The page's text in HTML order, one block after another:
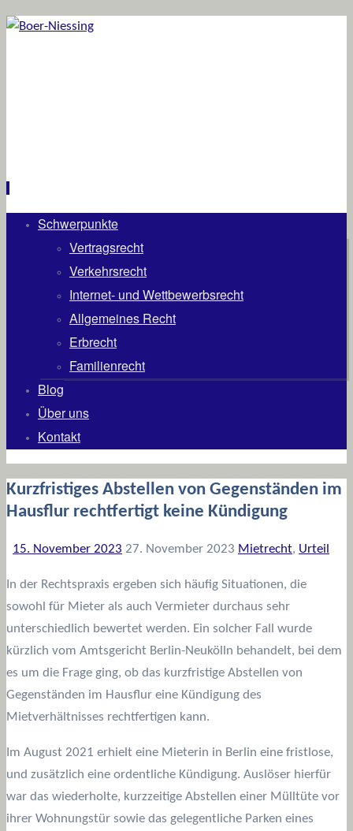
Zum
Schwerpunkte
Vertragsrecht
Verkehrsrecht
Internet- und Wettbewerbsrecht
Allgemeines Recht
Erbrecht
Familienrecht
Blog
Über uns
Kontakt
Kurzfristiges Abstellen von Gegenständen im
Hausflur rechtfertigt keine Kündigung
15. November 2023 27. November 2023 Mietrecht, Urteil
In der Rechtspraxis ergeben sich häufig Situationen, die
sowohl für Mieter als auch Vermieter durchaus sehr
unterschiedlich bewertet werden. Ein solcher Fall wurde
kürzlich vom Amtsgericht Berlin-Neukölln behandelt, bei dem
es um die Frage ging, ob das kurzfristige Abstellen von
Gegenständen im Hausflur eine Kündigung des
Mietverhältnisses rechtfertigen kann.
Im August 2021 erhielt eine Mieterin in Berlin eine fristlose,
und zusätzlich eine ordentliche Kündigung. Auslöser hierfür
war das wiederholte, kurzzeitige Abstellen einer Mülltüte vor
ihrer Wohnungstür sowie das gelegentliche Parken eines